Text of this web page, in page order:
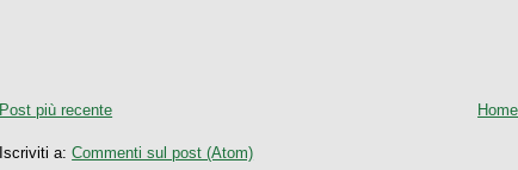
Post più recente
Iscriviti a:Commenti sul post (Atom)